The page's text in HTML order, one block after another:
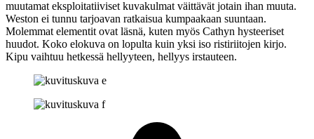
muutamat eksploitatiiviset kuvakulmat väittävät jotain ihan muuta.
Weston ei tunnu tarjoavan ratkaisua kumpaakaan suuntaan.
Molemmat elementit ovat läsnä, kuten myös Cathyn hysteeriset
huudot. Koko elokuva on lopulta kuin yksi iso ristiriitojen kirjo.
Kipu vaihtuu hetkessä hellyyteen, hellyys irstauteen.